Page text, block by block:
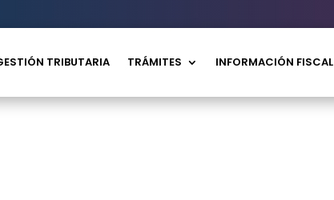
TRIBUTARIA TRÁMITES INFORMACIÓN FISCAL